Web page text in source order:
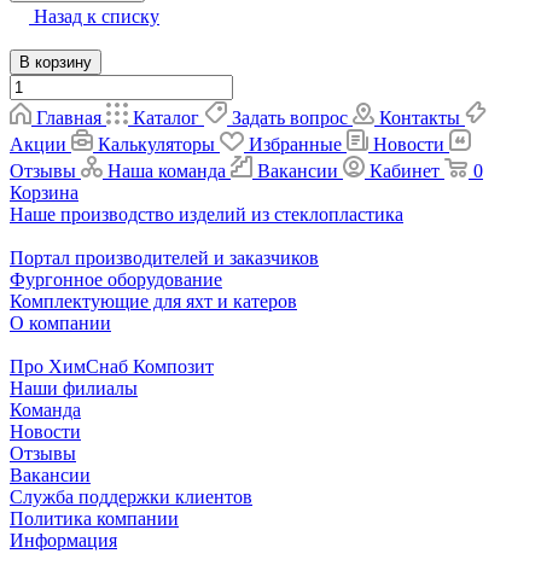
Назад к списку
В корзину
Главная Каталог Задать вопрос
Контакты
Акции
Калькуляторы Избранные
Новости
Отзывы
Наша команда Вакансии Кабинет
0
Корзина
Наше производство изделий из стеклопластика
Портал производителей и заказчиков
Фургонное оборудование
Комплектующие для яхт и катеров
О компании
Про ХимСнаб Композит
Наши филиалы
Команда
Новости
Отзывы
Вакансии
Служба поддержки клиентов
Политика компании
Информация